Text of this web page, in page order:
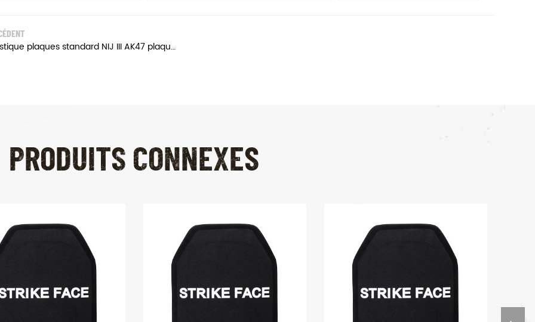
Balistique plaques standard NIJ III AK47 plaque d'acier à l'épreuve des balles
PRODUITS CONNEXES